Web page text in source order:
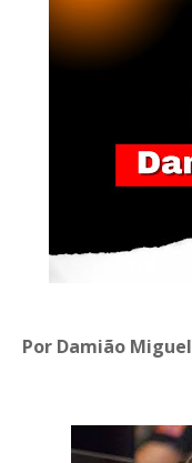
Por Damião Miguel